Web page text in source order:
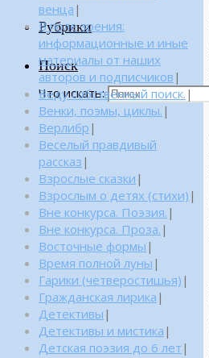
Рубрики
Поиск
Что искать:
венца |
В поле зрения:
информационные и иные
материалы от наших
авторов и подписчиков |
Веду собственный поиск. |
Венки, поэмы, циклы. |
Верлибр |
Веселый правдивый
рассказ |
Взрослые сказки |
Взрослым о детях (стихи) |
Вне конкурса. Поэзия. |
Вне конкурса. Проза. |
Восточные формы |
Время полной луны |
Гарики (четверостишья) |
Гражданская лирика |
Детективы |
Детективы и мистика |
Детская поэзия до 6 лет |